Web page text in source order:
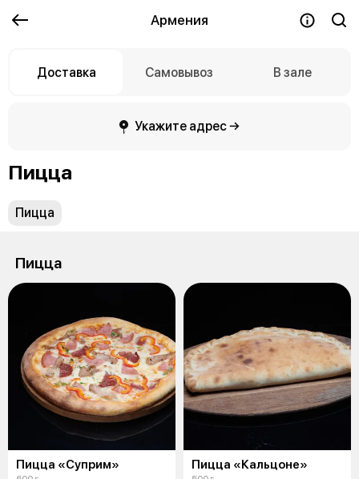
Армения
Доставка Самовывоз В зале
Укажите адрес →
Пицца
Пицца
Пицца
Пицца «Суприм» Пицца «Кальцоне»